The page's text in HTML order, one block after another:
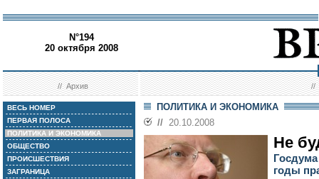
N°194
20 октября 2008
//Архив //
ВЕСЬ НОМЕР
ПЕРВАЯ ПОЛОСА
ПОЛИТИКА И ЭКОНОМИКА
ОБЩЕСТВО
ПРОИСШЕСТВИЯ
ЗАГРАНИЦА
ПОЛИТИКА И ЭКОНОМИКА
// 20.10.2008
Не
годы